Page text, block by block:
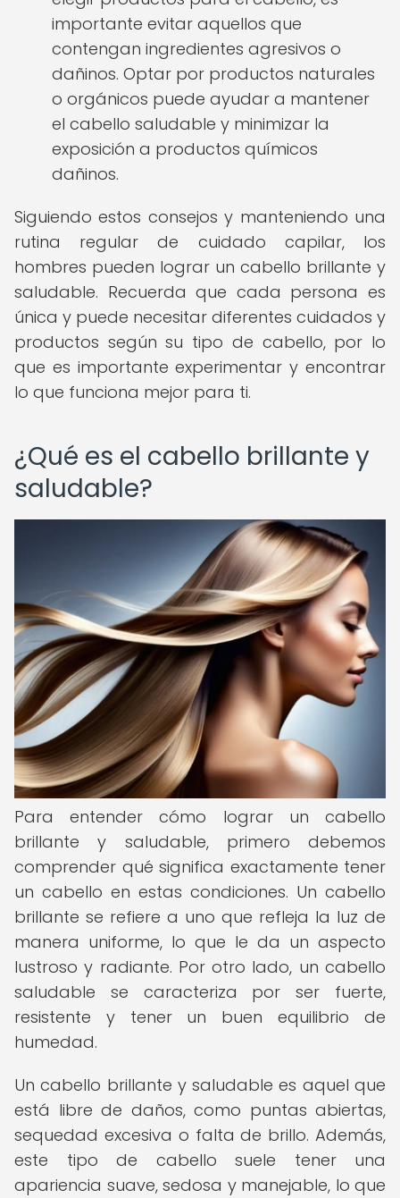
importante evitar aquellos que
contengan ingredientes agresivos o
dañinos. Optar por productos naturales
o orgánicos puede ayudar a mantener
el cabello saludable y minimizar la
exposición a productos químicos
dañinos.
Siguiendo estos consejos y manteniendo una
rutina regular de cuidado capilar, los
hombres pueden lograr un cabello brillante y
saludable. Recuerda que cada persona es
única y puede necesitar diferentes cuidados y
productos según su tipo de cabello, por lo
que es importante experimentar y encontrar
lo que funciona mejor para ti.
¿Qué es el cabello brillante y
saludable?
Para entender cómo lograr un cabello
brillante y saludable, primero debemos
comprender qué significa exactamente tener
un cabello en estas condiciones. Un cabello
brillante se refiere a uno que refleja la luz de
manera uniforme, lo que le da un aspecto
lustroso y radiante. Por otro lado, un cabello
saludable se caracteriza por ser fuerte,
resistente y tener un buen equilibrio de
humedad.
Un cabello brillante y saludable es aquel que
está libre de daños, como puntas abiertas,
sequedad excesiva o falta de brillo. Además,
este tipo de cabello suele tener una
apariencia suave, sedosa y manejable, lo que